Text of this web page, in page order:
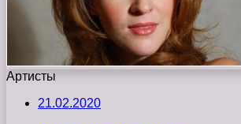
Артисты
21.02.2020